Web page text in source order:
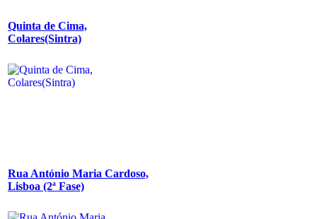
Quinta de Cima,
Colares(Sintra)
Rua António Maria Cardoso,
Lisboa (2ª Fase)